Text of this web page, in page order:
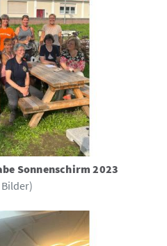
Sonnenschirm 2023
Bilder)